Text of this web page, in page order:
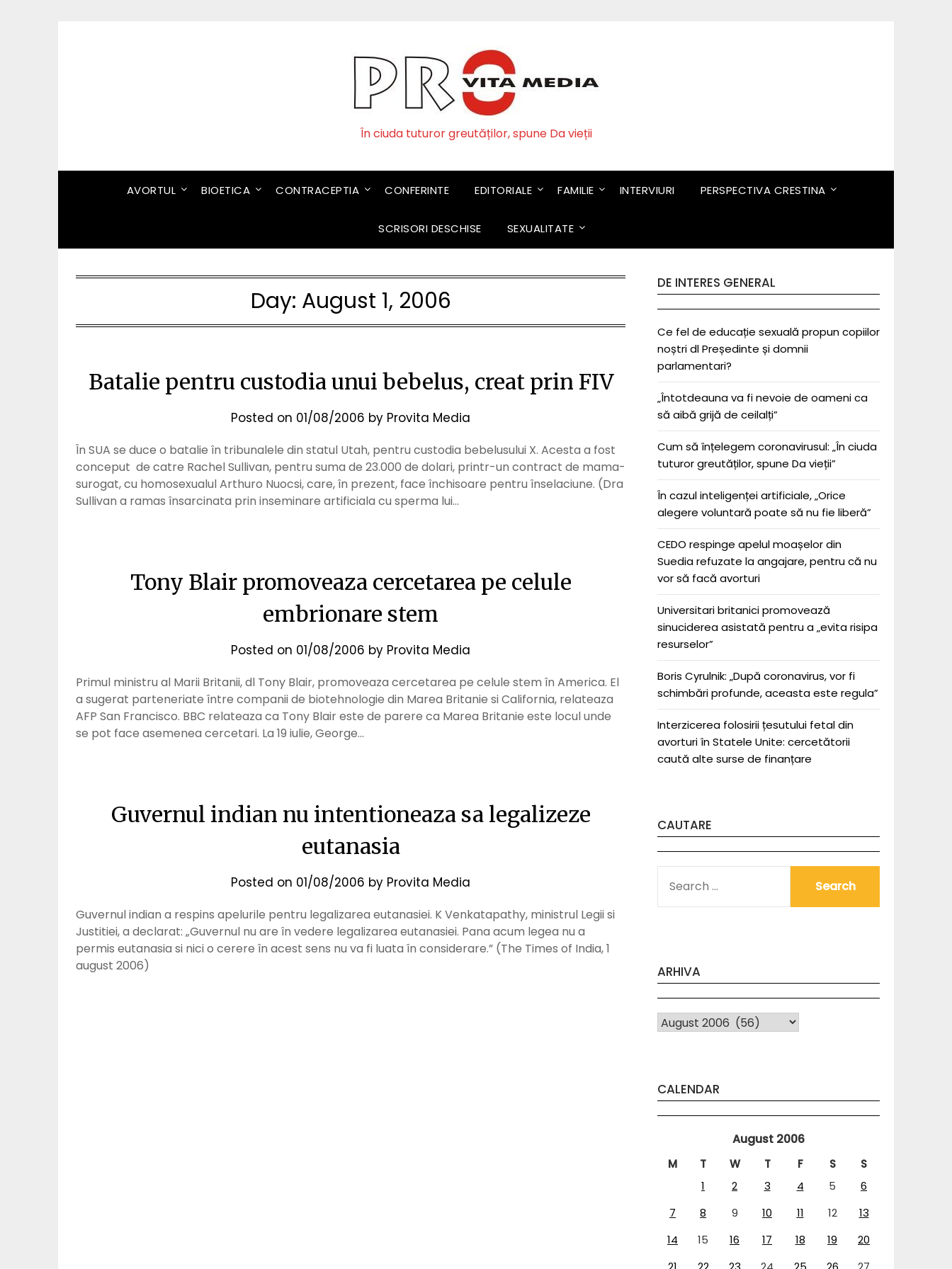
În ciuda tuturor greutăților, spune Da vieții
AVORTUL BIOETICA CONTRACEPTIA CONFERINTE EDITORIALE FAMILIE INTERVIURI PERSPECTIVA CRESTINA
SCRISORI DESCHISE SEXUALITATE
Day: August 1, 2006
Batalie pentru custodia unui bebelus, creat prin FIV
Posted on 01/08/2006 by Provita Media
În SUA se duce o batalie în tribunalele din statul Utah, pentru custodia bebelusului X. Acesta a fost
conceput de catre Rachel Sullivan, pentru suma de 23.000 de dolari, printr-un contract de mama-
surogat, cu homosexualul Arthuro Nuocsi, care, în prezent, face închisoare pentru înselaciune. (Dra
Sullivan a ramas însarcinata prin inseminare artificiala cu sperma lui…
Tony Blair promoveaza cercetarea pe celule
embrionare stem
Posted on 01/08/2006 by Provita Media
Primul ministru al Marii Britanii, dl Tony Blair, promoveaza cercetarea pe celule stem în America. El
a sugerat parteneriate între companii de biotehnologie din Marea Britanie si California, relateaza
AFP San Francisco. BBC relateaza ca Tony Blair este de parere ca Marea Britanie este locul unde
se pot face asemenea cercetari. La 19 iulie, George…
Guvernul indian nu intentioneaza sa legalizeze
eutanasia
Posted on 01/08/2006 by Provita Media
Guvernul indian a respins apelurile pentru legalizarea eutanasiei. K Venkatapathy, ministrul Legii si
Justitiei, a declarat: „Guvernul nu are în vedere legalizarea eutanasiei. Pana acum legea nu a
permis eutanasia si nici o cerere în acest sens nu va fi luata în considerare.” (The Times of India, 1
august 2006)
DE INTERES GENERAL
Ce fel de educație sexuală propun copiilor
noștri dl Președinte și domnii
parlamentari?
„Întotdeauna va fi nevoie de oameni ca
să aibă grijă de ceilalți”
Cum să înțelegem coronavirusul: „În ciuda
tuturor greutăților, spune Da vieții”
În cazul inteligenței artificiale, „Orice
alegere voluntară poate să nu fie liberă”
CEDO respinge apelul moașelor din
Suedia refuzate la angajare, pentru că nu
vor să facă avorturi
Universitari britanici promovează
sinuciderea asistată pentru a „evita risipa
resurselor”
Boris Cyrulnik: „După coronavirus, vor fi
schimbări profunde, aceasta este regula”
Interzicerea folosirii țesutului fetal din
avorturi în Statele Unite: cercetătorii
caută alte surse de finanțare
CAUTARE
FOR:
ARHIVA
Arhiva
CALENDAR
August 2006
M T W T F S
S
1
2 3 4 5
6
7
8 9 10 11 12
13
14
15 16 17 18 19
20